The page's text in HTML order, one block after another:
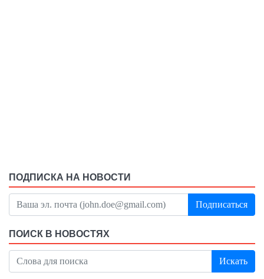
ПОДПИСКА НА НОВОСТИ
Подписаться
ПОИСК В НОВОСТЯХ
Искать